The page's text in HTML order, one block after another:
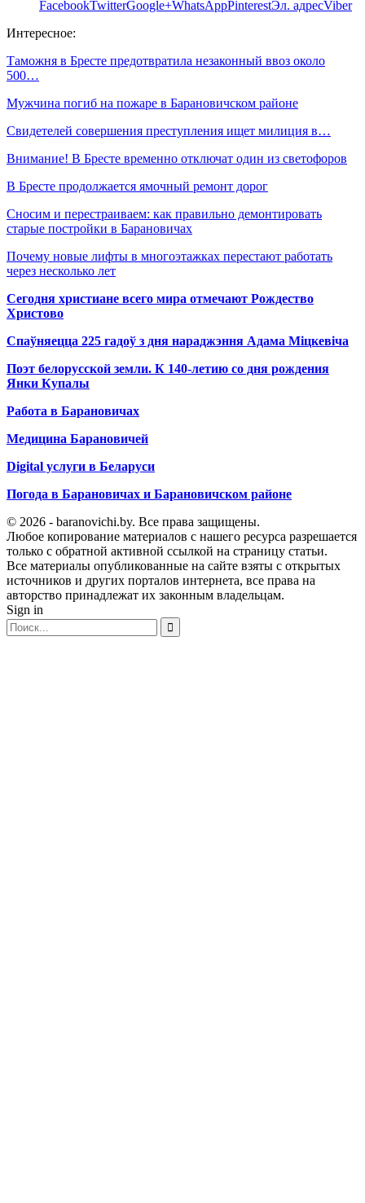
FacebookTwitterGoogle+WhatsAppPinterestЭл. адресViber
Интересное:
Таможня в Бресте предотвратила незаконный ввоз около
500…
Мужчина погиб на пожаре в Барановичском районе
Свидетелей совершения преступления ищет милиция в…
Внимание! В Бресте временно отключат один из светофоров
В Бресте продолжается ямочный ремонт дорог
Сносим и перестраиваем: как правильно демонтировать
старые постройки в Барановичах
Почему новые лифты в многоэтажках перестают работать
через несколько лет
Сегодня христиане всего мира отмечают Рождество
Христово
Спаўняецца 225 гадоў з дня нараджэння Адама Міцкевіча
Поэт белорусской земли. К 140-летию со дня рождения
Янки Купалы
Работа в Барановичах
Медицина Барановичей
Digital услуги в Беларуси
Погода в Барановичах и Барановичском районе
© 2026 - baranovichi.by. Все права защищены.
Любое копирование материалов с нашего ресурса разрешается
только с обратной активной ссылкой на страницу статьи.
Все материалы опубликованные на сайте взяты с открытых
источников и других порталов интернета, все права на
авторство принадлежат их законным владельцам.
Sign in